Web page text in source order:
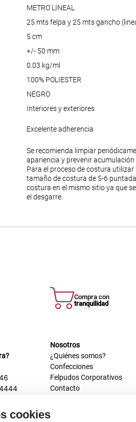
cookies
METRO LINEAL
25 mts felpa y 25 mts gancho
5 cm
+/- 50 mm
0.03 kg/ml
100% POLIESTER
NEGRO
Interiores y exteriores
Excelente adherencia
Se recomienda limpiar
apariencia y prevenir
Para el proceso de costura
tamaño de costura de 5-6
costura en el mismo sitio ya que
el desgarre.
Compra con
tranquilidad
Nosotros
¿Quiénes somos?
Confecciones
Felpudos Corporativos
Contacto